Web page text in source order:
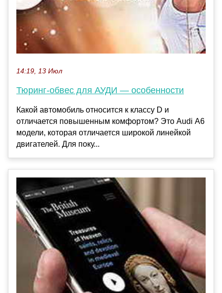
14:19, 13 Июл
Тюринг-обвес для АУДИ — особенности
Какой автомобиль относится к классу D и
отличается повышенным комфортом? Это Audi А6
модели, которая отличается широкой линейкой
двигателей. Для поку...